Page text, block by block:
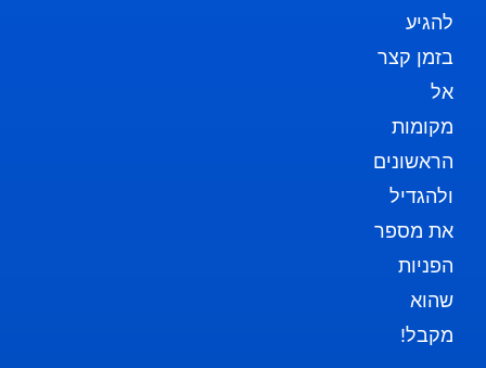
להגיע
בזמן קצר
אל
מקומות
הראשונים
ולהגדיל
את מספר
הפניות
שהוא
מקבל!